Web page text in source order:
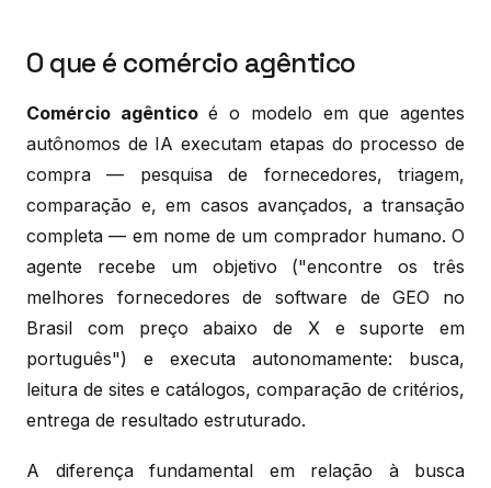
O que é comércio agêntico
Comércio agênticoé o modelo em que agentes
autônomos de IA executam etapas do processo de
compra — pesquisa de fornecedores, triagem,
comparação e, em casos avançados, a transação
completa — em nome de um comprador humano. O
agente recebe um objetivo ("encontre os três
melhores fornecedores de software de GEO no
Brasil com preço abaixo de X e suporte em
português") e executa autonomamente: busca,
leitura de sites e catálogos, comparação de critérios,
entrega de resultado estruturado.
A diferença fundamental em relação à busca